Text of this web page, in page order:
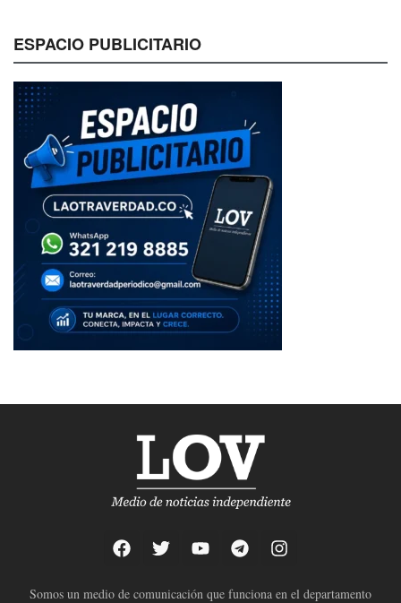
ESPACIO PUBLICITARIO
Somos un medio de comunicación que funciona en el departamento